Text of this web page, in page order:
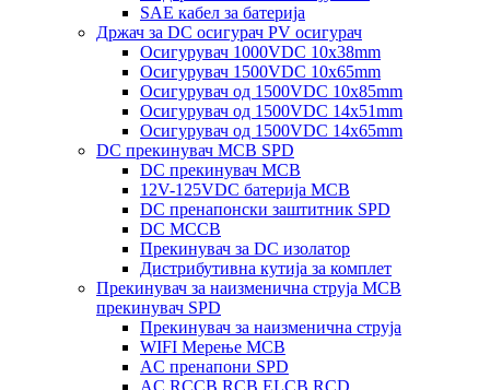
SAE кабел за батерија
Држач за DC осигурач PV осигурач
Осигурувач 1000VDC 10x38mm
Осигурувач 1500VDC 10x65mm
Осигурувач од 1500VDC 10x85mm
Осигурувач од 1500VDC 14x51mm
Осигурувач од 1500VDC 14x65mm
DC прекинувач MCB SPD
DC прекинувач MCB
12V-125VDC батерија MCB
DC пренапонски заштитник SPD
DC MCCB
Прекинувач за DC изолатор
Дистрибутивна кутија за комплет
Прекинувач за наизменична струја MCB
прекинувач SPD
Прекинувач за наизменична струја
WIFI Мерење MCB
AC пренапони SPD
AC RCCB RCB ELCB RCD